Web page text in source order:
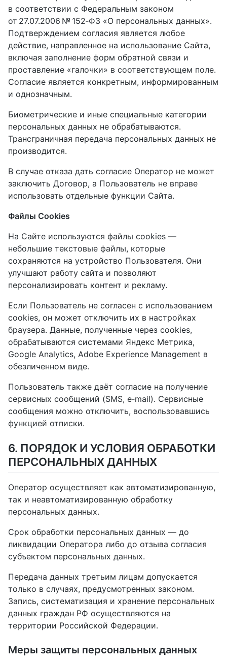
в соответствии с Федеральным законом
от 27.07.2006 № 152‑ФЗ «О персональных данных».
Подтверждением согласия является любое
действие, направленное на использование Сайта,
включая заполнение форм обратной связи и
проставление «галочки» в соответствующем поле.
Согласие является конкретным, информированным
и однозначным.
Биометрические и иные специальные категории
персональных данных не обрабатываются.
Трансграничная передача персональных данных не
производится.
В случае отказа дать согласие Оператор не может
заключить Договор, а Пользователь не вправе
использовать отдельные функции Сайта.
Файлы Cookies
На Сайте используются файлы cookies —
небольшие текстовые файлы, которые
сохраняются на устройство Пользователя. Они
улучшают работу сайта и позволяют
персонализировать контент и рекламу.
Если Пользователь не согласен с использованием
cookies, он может отключить их в настройках
браузера. Данные, полученные через cookies,
обрабатываются системами Яндекс Метрика,
Google Analytics, Adobe Experience Management в
обезличенном виде.
Пользователь также даёт согласие на получение
сервисных сообщений (SMS, e‑mail). Сервисные
сообщения можно отключить, воспользовавшись
функцией отписки.
6. ПОРЯДОК И УСЛОВИЯ ОБРАБОТКИ
ПЕРСОНАЛЬНЫХ ДАННЫХ
Оператор осуществляет как автоматизированную,
так и неавтоматизированную обработку
персональных данных.
Срок обработки персональных данных — до
ликвидации Оператора либо до отзыва согласия
субъектом персональных данных.
Передача данных третьим лицам допускается
только в случаях, предусмотренных законом.
Запись, систематизация и хранение персональных
данных граждан РФ осуществляются на
территории Российской Федерации.
Меры защиты персональных данных